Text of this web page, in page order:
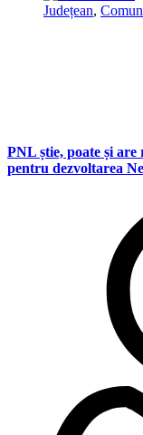
Județean,
PNL știe, poate și
pentru dezvoltarea